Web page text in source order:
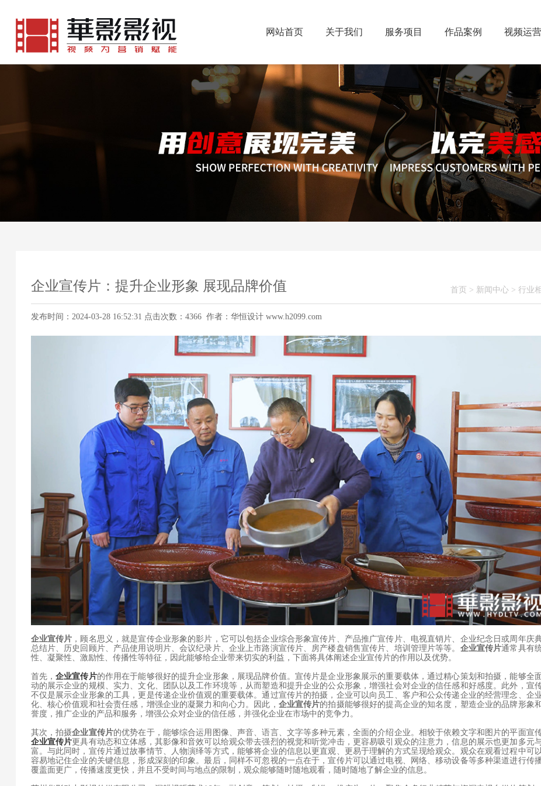
网站首页 关于我们 服务项目 作品案例 视频运营
企业宣传片：提升企业形象 展现品牌价值 首页 > 新闻中心> 行业
发布时间：2024-03-28 16:52:31 点击次数：4366 作者：华恒设计 www.h2099.com
企业宣传片 ，顾名思义，就是宣传企业形象的影片，它可以包括企业综合形象宣传片、产品推广宣传片、电视直销片、企业纪念日或周年庆
总结片、历史回顾片、产品使用说明片、会议纪录片、企业上市路演宣传片、房产楼盘销售宣传片、培训管理片等等。 企业宣传片通常具有
性、凝聚性、激励性、传播性等特征，因此能够给企业带来切实的利益，下面将具体阐述企业宣传片的作用以及优势。
首先，企业宣传片的作用在于能够很好的提升企业形象，展现品牌价值。宣传片是企业形象展示的重要载体，通过精心策划和拍摄，能够全
动的展示企业的规模、实力、文化、团队以及工作环境等，从而塑造和提升企业的公众形象，增强社会对企业的信任感和好感度。此外，宣
不仅是展示企业形象的工具，更是传递企业价值观的重要载体。通过宣传片的拍摄，企业可以向员工、客户和公众传递企业的经营理念、企
化、核心价值观和社会责任感，增强企业的凝聚力和向心力。因此， 企业宣传片的拍摄能够很好的提高企业的知名度，塑造企业的品牌形象
誉度，推广企业的产品和服务，增强公众对企业的信任感，并强化企业在市场中的竞争力。
其次，拍摄企业宣传片的优势在于，能够综合运用图像、声音、语言、文字等多种元素，全面的介绍企业。相较于依赖文字和图片的平面宣传
企业宣传片更具有动态和立体感，其影像和音效可以给观众带去强烈的视觉和听觉冲击，更容易吸引观众的注意力，信息的展示也更加多元
富。与此同时，宣传片通过故事情节、人物演绎等方式，能够将企业的信息以更直观、更易于理解的方式呈现给观众。观众在观看过程中可
容易地记住企业的关键信息，形成深刻的印象。最后，同样不可忽视的一点在于，宣传片可以通过电视、网络、移动设备等多种渠道进行传播
覆盖面更广，传播速度更快，并且不受时间与地点的限制，观众能够随时随地观看，随时随地了解企业的信息。